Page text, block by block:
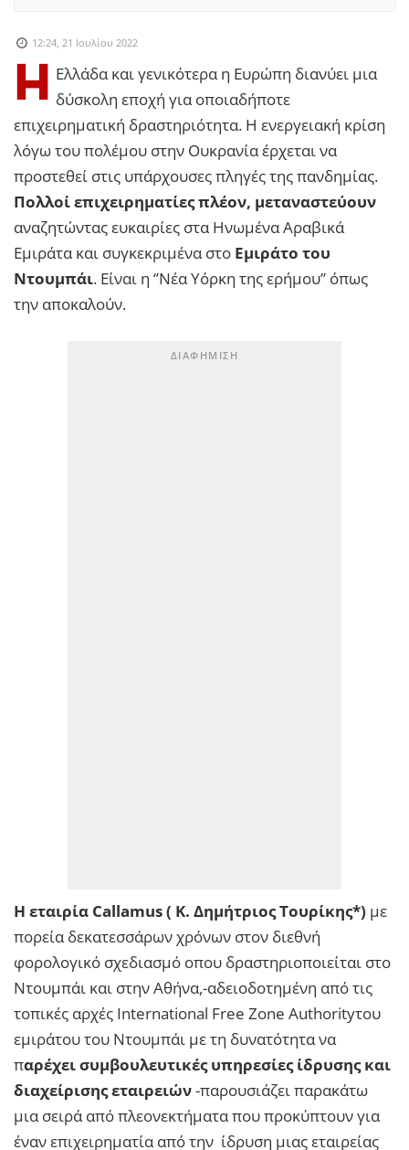
12:24, 21 Ιουλίου 2022
Η
Ελλάδα και γενικότερα η Ευρώπη διανύει μια
δύσκολη εποχή για οποιαδήποτε
επιχειρηματική δραστηριότητα. Η ενεργειακή κρίση
λόγω του πολέμου στην Ουκρανία έρχεται να
προστεθεί στις υπάρχουσες πληγές της πανδημίας.
Πολλοί επιχειρηματίες πλέον, μεταναστεύουν
αναζητώντας ευκαιρίες στα Ηνωμένα Αραβικά
Εμιράτα και συγκεκριμένα στο Εμιράτο του
Ντουμπάι. Είναι η ‘’Νέα Υόρκη της ερήμου’’ όπως
την αποκαλούν.
Η εταιρία Callamus ( Κ. Δημήτριος Τουρίκης*) με
πορεία δεκατεσσάρων χρόνων στον διεθνή
φορολογικό σχεδιασμό oπου δραστηριοποιείται στο
Ντουμπάι και στην Αθήνα,-αδειοδοτημένη από τις
τοπικές αρχές International Free Zone Authorityτου
εμιράτου του Ντουμπάι με τη δυνατότητα να
παρέχει συμβουλευτικές υπηρεσίες ίδρυσης και
διαχείρισης εταιρειών-παρουσιάζει παρακάτω
μια σειρά από πλεονεκτήματα που προκύπτουν για
έναν επιχειρηματία από την ίδρυση μιας εταιρείας